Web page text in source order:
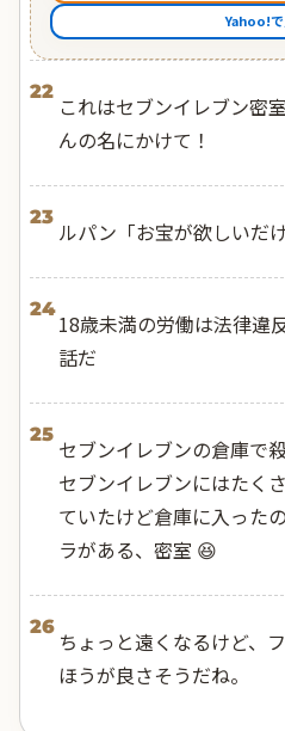
Yahoo!で
22
これはセブンイレブン密
んの名にかけて！
23
ルパン「お宝が欲しいだ
24
18歳未満の労働は法律違
話だ
25
セブンイレブンの倉庫で
セブンイレブンにはたく
ていたけど倉庫に入った
ラがある、密室 😆
26
ちょっと遠くなるけど、
ほうが良さそうだね。